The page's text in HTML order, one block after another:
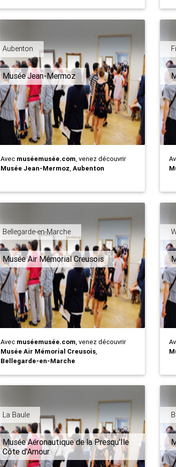
Aubenton
Musée Jean-Mermoz
Avec muséemusée.com, venez découvrir
Musée Jean-Mermoz, Aubenton
Bellegarde-en-Marche
Musée Air Mémorial Creusois
Avec muséemusée.com, venez découvrir
Musée Air Mémorial Creusois,
Bellegarde-en-Marche
La Baule
Musée Aéronautique de la Presqu'Ile
Côte d'Amour